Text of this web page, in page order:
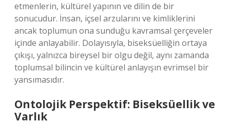
etmenlerin, kültürel yapının ve dilin de bir
sonucudur. İnsan, içsel arzularını ve kimliklerini
ancak toplumun ona sunduğu kavramsal çerçeveler
içinde anlayabilir. Dolayısıyla, biseksüelliğin ortaya
çıkışı, yalnızca bireysel bir olgu değil, aynı zamanda
toplumsal bilincin ve kültürel anlayışın evrimsel bir
yansımasıdır.
Ontolojik Perspektif: Biseksüellik ve
Varlık